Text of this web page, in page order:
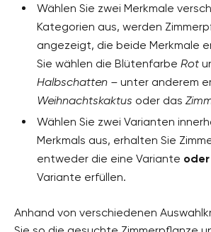
Wählen Sie zwei Merkmale
Kategorien aus, werden
angezeigt, die beide Merkmale
Sie wählen die Blütenfarbe Rot
Halbschatten – unter anderem
Weihnachtskaktus oder das
Wählen Sie zwei Varianten
Merkmals aus, erhalten Sie
entweder die eine Variante oder
Variante erfüllen.
Anhand von verschiedenen